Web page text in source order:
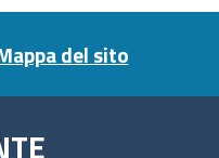
del sito